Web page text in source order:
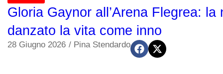
Gloria Gaynor all’Arena Flegrea:
danzato la vita come inno
28 Giugno 2026 / Pina Stendardo